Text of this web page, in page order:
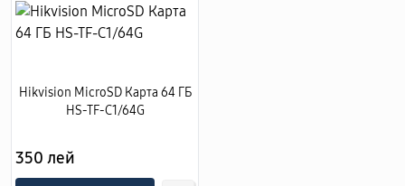
Hikvision MicroSD Карта 64 ГБ
HS-TF-C1/64G
350 лей